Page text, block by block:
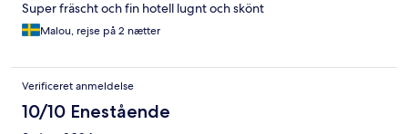
Super fräscht och fin hotell lugnt och skönt
Malou, rejse på 2 nætter
Verificeret anmeldelse
10/10 Enestående